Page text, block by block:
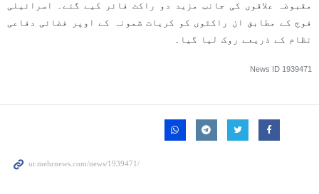
مقبوضہ علاقوں کی جانب مزید دو راکٹ فائر کیے گئے۔ اسرائیلی
فوج کے مطابق ان راکٹوں کو کریات شمونہ کے اوپر فضائی دفاعی
نظام کے ذریعے روک لیا گیا۔
News ID 1939471